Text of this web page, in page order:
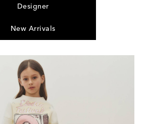
Designer
New Arrivals